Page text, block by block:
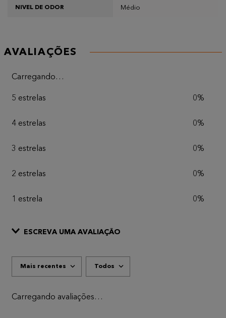
NIVEL DE ODOR Médio
AVALIAÇÕES
Carregando…
5 estrelas 0%
4 estrelas 0%
3 estrelas 0%
2 estrelas 0%
1 estrela 0%
ESCREVA UMA AVALIAÇÃO
Mais recentes Todos
Carregando avaliações…